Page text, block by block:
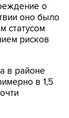
о
оно было
статусом
рисков
в районе
в 1,5